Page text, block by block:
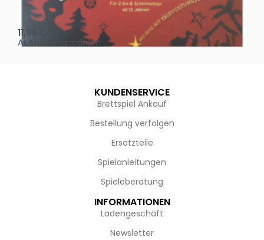
Oh, heilige Nacht!
11,95
Ausführung wählen
KUNDENSERVICE
Brettspiel Ankauf
Bestellung verfolgen
Ersatzteile
Spielanleitungen
Spieleberatung
INFORMATIONEN
Ladengeschäft
Newsletter